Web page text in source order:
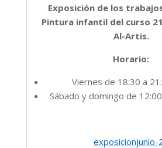
Exposición de los
Pintura infantil del curso
Al-Artis.
Horario:
Viernes de 18:30 a
Sábado y domingo de
exposicionjunio-